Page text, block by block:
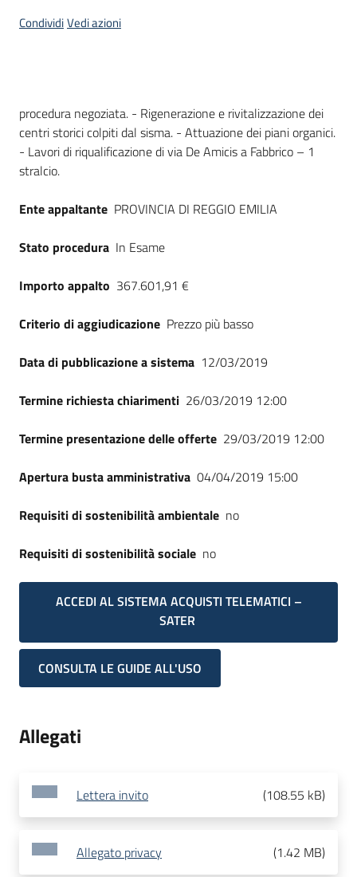
CondividiVedi azioni
Dati del bando
procedura negoziata. - Rigenerazione e rivitalizzazione dei
centri storici colpiti dal sisma. - Attuazione dei piani organici.
- Lavori di riqualificazione di via De Amicis a Fabbrico – 1
stralcio.
Ente appaltante PROVINCIA DI REGGIO EMILIA
Stato procedura In Esame
Importo appalto 367.601,91 €
Criterio di aggiudicazione Prezzo più basso
Data di pubblicazione a sistema 12/03/2019
Termine richiesta chiarimenti 26/03/2019 12:00
Termine presentazione delle offerte 29/03/2019 12:00
Apertura busta amministrativa 04/04/2019 15:00
Requisiti di sostenibilità ambientale no
Requisiti di sostenibilità sociale no
ACCEDI AL SISTEMA ACQUISTI TELEMATICI –
SATER
CONSULTA LE GUIDE ALL'USO
Allegati
Lettera invito (108.55 kB)
Allegato privacy (1.42 MB)